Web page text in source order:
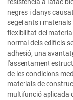
resistència a l'atac
negres i danys
segellants i
flexibilitat del
normal dels edificis
adhesió, una
l'assentament
de les condicions
materials de
multifunció aplicada